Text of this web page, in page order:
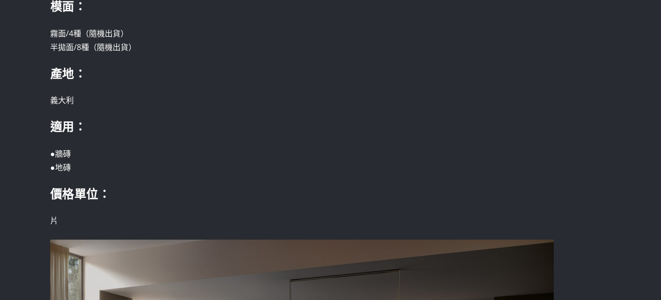
模面：
霧面/4種（隨機出貨）
半拋面/8種（隨機出貨）
產地：
義大利
適用：
●牆磚
●地磚
價格單位 ：
片